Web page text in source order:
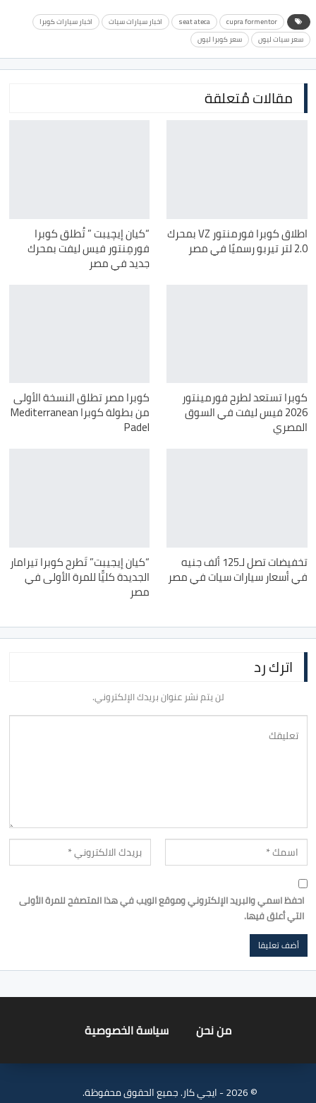
cupra formentor
seat ateca اخبار سيارات سيات
اخبار سيارات كوبرا
سعر سيات ليون
سعر كوبرا ليون
مقالات مُتعلقة
اطلاق كوبرا فورمنتور VZ بمحرك
2.0 لتر تيربو رسميًا في مصر
“كيان إيچيبت ” تُطلق كوبرا
فورمِنتور فيس ليفت بمحرك
جديد في مصر
كوبرا تستعد لطرح فورمينتور
2026 فيس ليفت في السوق
المصري
كوبرا مصر تطلق النسخة الأولى
من بطولة كوبرا Mediterranean
Padel
تخفيضات تصل لـ125 ألف جنيه
في أسعار سيارات سيات في مصر
“كيان إيجيبت” تَطرح كوبرا تيرامار
الجديدة كليًّا للمرة الأولى في
مصر
اترك رد
لن يتم نشر عنوان بريدك الإلكتروني.
احفظ اسمي والبريد الإلكتروني وموقع الويب في هذا المتصفح للمرة الأولى
التي أعلق فيها.
من نحن سياسة الخصوصية
© 2026 - ايجي كار. جميع الحقوق محفوظة.